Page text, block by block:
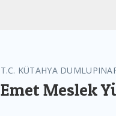
T.C. KÜTAHYA
Emet Meslek